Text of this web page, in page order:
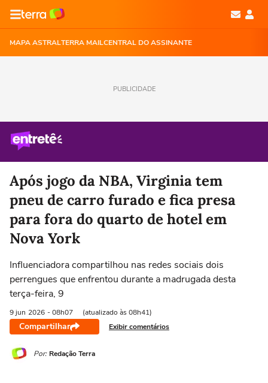
MAPA ASTRALTERRA MAILCENTRAL DO ASSINANTE
PUBLICIDADE
Após jogo da NBA, Virginia tem
pneu de carro furado e fica presa
para fora do quarto de hotel em
Nova York
Influenciadora compartilhou nas redes sociais dois
perrengues que enfrentou durante a madrugada desta
terça-feira, 9
9 jun 2026 - 08h07 (atualizado às 08h41)
Compartilhar Exibir comentários
Por: Redação Terra